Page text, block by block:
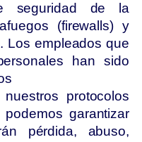
seguridad de la
(firewalls) y
Los empleados que
han sido
protocolos
garantizar
pérdida, abuso,